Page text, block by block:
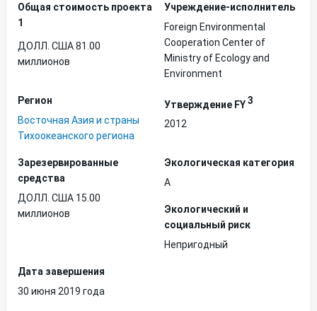
Общая стоимость проекта
1
ДОЛЛ. США 81.00
миллионов
Учреждение-исполнитель
Foreign Environmental
Cooperation Center of
Ministry of Ecology and
Environment
Регион
Восточная Азия и страны
Тихоокеанского региона
Утверждение FY3
2012
Зарезервированные
средства
ДОЛЛ. США 15.00
миллионов
Экологическая категория
A
Экологический и
социальный риск
Непригодный
Дата завершения
30 июня 2019 года